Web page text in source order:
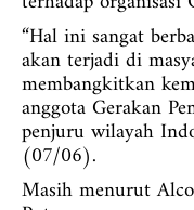
“Hal ini sangat
akan terjadi di
membangkitkan
anggota Gerakan
penjuru wilayah
(07/06).
Masih menurut